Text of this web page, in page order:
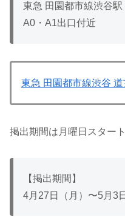
東急 田園都市線渋谷
A0 ・ A1出口付近
東急 田園都市線渋谷
掲出期間は月曜日スター
【掲出期間】
4月27日（月）〜5月3